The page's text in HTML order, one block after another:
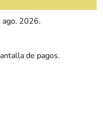
ago. 2026.
de pagos.